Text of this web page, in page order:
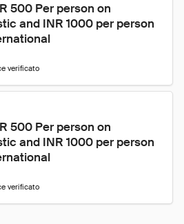
500 Per person on
and INR 1000 per person
verificato
500 Per person on
and INR 1000 per person
verificato